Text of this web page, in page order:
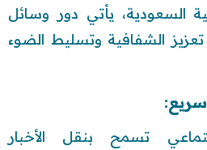
السعودية، يأتي دور وسائل
الشفافية وتسليط الضوء
سريع:
تسمح بنقل الأخبار